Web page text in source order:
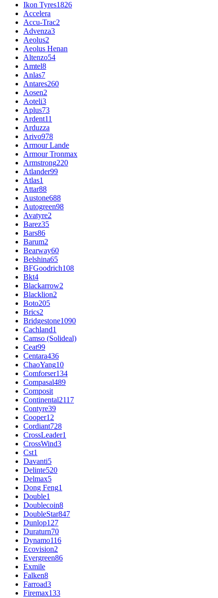
Ikon Tyres1826
Accelera
Accu-Trac2
Advenza3
Aeolus2
Aeolus Henan
Altenzo54
Amtel8
Anlas7
Antares260
Aosen2
Aoteli3
Aplus73
Ardent11
Arduzza
Arivo978
Armour Lande
Armour Tronmax
Armstrong220
Atlander99
Atlas1
Attar88
Austone688
Autogreen98
Avatyre2
Barez35
Bars86
Barum2
Bearway60
Belshina65
BFGoodrich108
Bkt4
Blackarrow2
Blacklion2
Boto205
Brics2
Bridgestone1090
Cachland1
Camso (Solideal)
Ceat99
Centara436
ChaoYang10
Comforser134
Compasal489
Composit
Continental2117
Contyre39
Cooper12
Cordiant728
CrossLeader1
CrossWind3
Cst1
Davanti5
Delinte520
Delmax5
Dong Feng1
Double1
Doublecoin8
DoubleStar847
Dunlop127
Duraturn70
Dynamo116
Ecovision2
Evergreen86
Exmile
Falken8
Farroad3
Firemax133